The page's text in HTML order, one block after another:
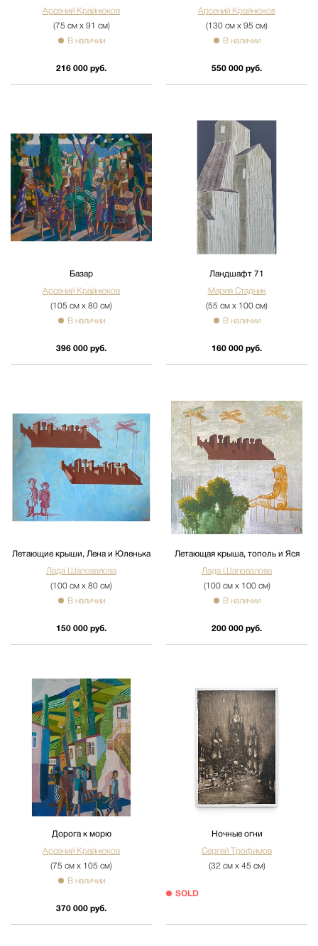
Арсений Крайнюков
(75 см х 91 см)
В наличии
216 000 руб.
Арсений Крайнюков
(130 см х 95 см)
В наличии
550 000 руб.
Базар
Арсений Крайнюков
(105 см х 80 см)
В наличии
396 000 руб.
Ландшафт 71
Мария Стадник
(55 см х 100 см)
В наличии
160 000 руб.
Летающие крыши, Лена и Юленька
Лада Шаповалова
(100 см х 80 см)
В наличии
150 000 руб.
Летающая крыша, тополь и Яся
Лада Шаповалова
(100 см х 100 см)
В наличии
200 000 руб.
Дорога к морю
Арсений Крайнюков
(75 см х 105 см)
В наличии
370 000 руб.
Ночные огни
Сергей Трофимов
(32 см х 45 см)
SOLD